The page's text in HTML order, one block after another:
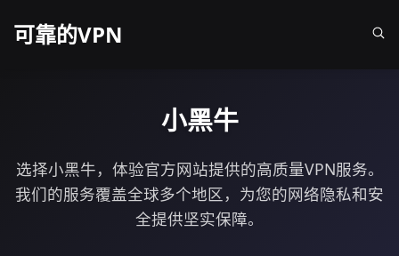
可靠的VPN
小黑牛
选择小黑牛，体验官方网站提供的高质量VPN服务。
我们的服务覆盖全球多个地区，为您的网络隐私和安
全提供坚实保障。